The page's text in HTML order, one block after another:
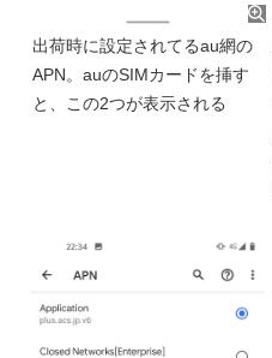
出荷時に設定されてるau網の
APN。auのSIMカードを挿す
と、この2つが表示される